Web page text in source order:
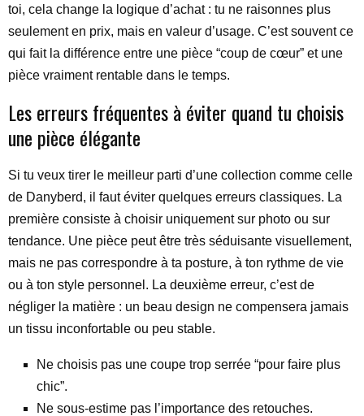
toi, cela change la logique d’achat : tu ne raisonnes plus
seulement en prix, mais en valeur d’usage. C’est souvent ce
qui fait la différence entre une pièce “coup de cœur” et une
pièce vraiment rentable dans le temps.
Les erreurs fréquentes à éviter quand tu choisis
une pièce élégante
Si tu veux tirer le meilleur parti d’une collection comme celle
de Danyberd, il faut éviter quelques erreurs classiques. La
première consiste à choisir uniquement sur photo ou sur
tendance. Une pièce peut être très séduisante visuellement,
mais ne pas correspondre à ta posture, à ton rythme de vie
ou à ton style personnel. La deuxième erreur, c’est de
négliger la matière : un beau design ne compensera jamais
un tissu inconfortable ou peu stable.
Ne choisis pas une coupe trop serrée “pour faire plus
chic”.
Ne sous-estime pas l’importance des retouches.